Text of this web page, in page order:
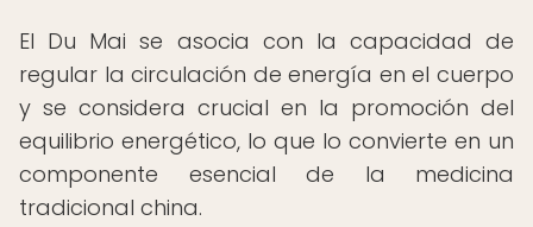
El Du Mai se asocia con la capacidad de
regular la circulación de energía en el cuerpo
y se considera crucial en la promoción del
equilibrio energético, lo que lo convierte en un
componente esencial de la medicina
tradicional china.